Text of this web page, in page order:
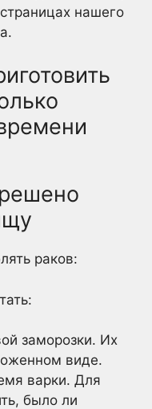
нашего
раков:
заморозки. Их
виде.
варки. Для
было ли